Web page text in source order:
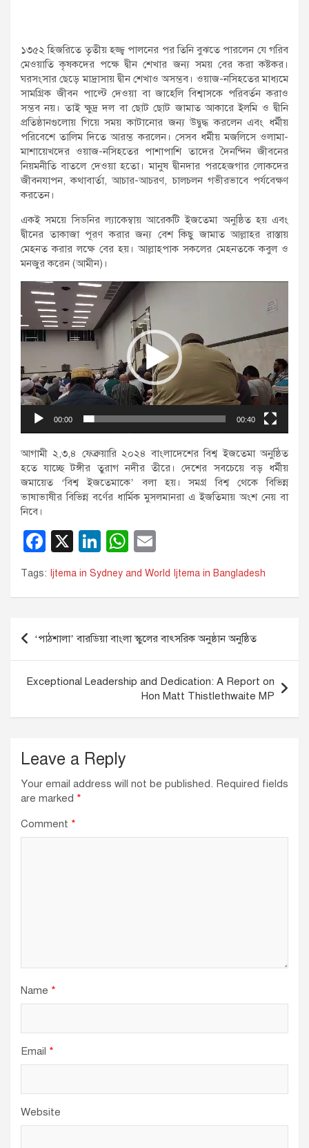
১৩৫২ হিজরিতে তৃতীয় হজ্জ্ব পালনের পর তিনি বুঝতে পারলেন যে গরিব
মেওয়াতি কৃষকদের পক্ষে দ্বীন শেখার জন্য সময় বের করা কষ্টকর।
ঘরসংসার ছেড়ে মাদ্রাসায় দ্বীন শেখাও অসম্ভব। ওয়াজ-নসিহতের মাধ্যমে
সামগ্রিক জীবন পাল্টে দেওয়া বা জাহেলি বিশ্বাসকে পরিবর্তন করাও
সম্ভব নয়। তাই ক্ষুদ্র দল বা ছোট ছোট জামাত আকারে ইলমি ও দ্বীনি
প্রতিষ্ঠানগুলোয় গিয়ে সময় কাটানোর জন্য উদ্বুদ্ধ করলেন এবং ধর্মীয়
পরিবেশে তালিম দিতে আরম্ভ করলেন। সেসব ধর্মীয় মজলিসে ওলামা-
মাশায়েখদের ওয়াজ-নসিহতের পাশাপাশি তাদের দৈনন্দিন জীবনের
নিয়মনীতি বাতলে দেওয়া হতো। মানুষ দ্বীনদার পরহেজগার লোকদের
জীবনযাপন, কথাবার্তা, আচার-আচরণ, চালচলন গভীরভাবে পর্যবেক্ষণ
করতেন।
একই সময়ে সিডনির ল্যাকেম্বায় আরেকটি ইজতেমা অনুষ্ঠিত হয় এবং
দ্বীনের তাকাজা পূরণ করার জন্য বেশ কিছু জামাত আল্লাহর রাস্তায়
মেহনত করার লক্ষে বের হয়। আল্লাহ্পাক সকলের মেহনতকে কবুল ও
মনজুর করেন (আমীন)।
Video
Player
00:00 00:40
আগামী ২,৩,৪ ফেব্রুয়ারি ২০২৪ বাংলাদেশের বিশ্ব ইজতেমা অনুষ্ঠিত
হতে যাচ্ছে টঙ্গীর তুরাগ নদীর তীরে। দেশের সবচেয়ে বড় ধর্মীয়
জমায়েত ‘বিশ্ব ইজতেমাকে’ বলা হয়। সমগ্র বিশ্ব থেকে বিভিন্ন
ভাষাভাষীর বিভিন্ন বর্ণের ধার্মিক মুসলমানরা এ ইজতিমায় অংশ নেয় বা
নিবে।
F
a
c
b
o
o
k
X
Li
n
k
dI
n
W
h
at
A
p
p
m
ail
Tags: Ijtema in Sydney and World Ijtema in Bangladesh
Post
navigation
‘পাঠশালা’ বারডিয়া বাংলা স্কুলের বাৎসরিক অনুষ্ঠান অনুষ্ঠিত
Exceptional Leadership and Dedication: A Report on
Hon Matt Thistlethwaite MP
Leave a Reply
Your email address will not be published. Required fields
are marked *
Comment *
Name *
Email *
Website